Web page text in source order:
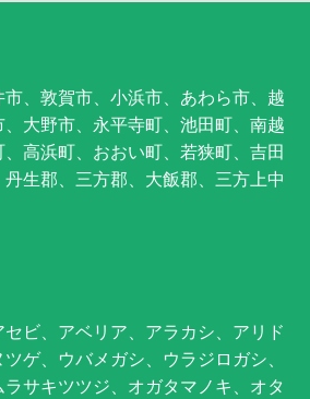
、敦賀市、小浜市、あわら市、越
大野市、永平寺町、池田町、南越
高浜町、おおい町、若狭町、吉田
生郡、三方郡、大飯郡、三方上中
ビ、アベリア、アラカシ、アリド
ゲ、ウバメガシ、ウラジロガシ、
サキツツジ、オガタマノキ、オタ